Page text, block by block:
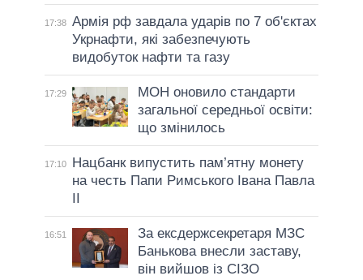
17:38 Армія рф завдала ударів по 7 об'єктах
Укрнафти, які забезпечують
видобуток нафти та газу
17:29
МОН оновило стандарти
загальної середньої освіти:
що змінилось
17:10
Нацбанк випустить пам’ятну монету
на честь Папи Римського Івана Павла
II
16:51
За ексдержсекретаря МЗС
Банькова внесли заставу,
він вийшов із СІЗО